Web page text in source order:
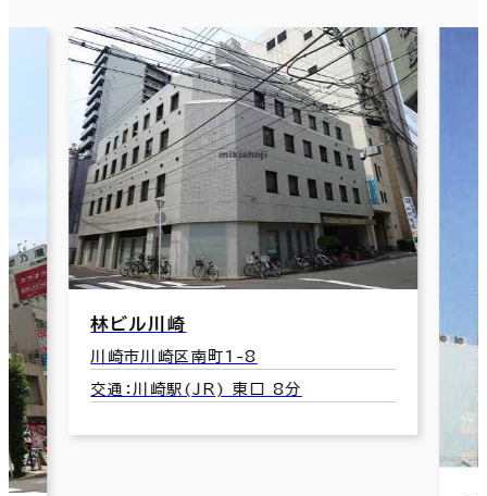
林ビル川崎
川崎市川崎区南町1-8
交通：川崎駅(JR) 東口 8分